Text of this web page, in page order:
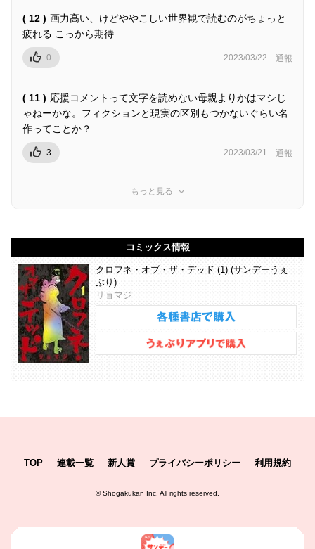
( 12 ) 画力高い、けどややこしい世界観で読むのがちょっと
疲れる こっから期待
0 2023/03/22 通報
( 11 ) 応援コメントって文字を読めない母親よりかはマシじ
ゃねーかな。フィクションと現実の区別もつかないぐらい名
作ってことか？
3 2023/03/21 通報
もっと見る
コミックス情報
クロフネ・オブ・ザ・デッド (1) (サンデーうぇ
ぶり)
リョマジ
TOP 連載一覧 新人賞 プライバシーポリシー 利用規約
©Shogakukan Inc. All rights reserved.